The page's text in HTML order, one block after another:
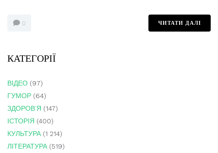
0 ЧИТАТИ ДАЛІ
КАТЕГОРІЇ
ВІДЕО (97)
ГУМОР (64)
ЗДОРОВ'Я (147)
ІСТОРІЯ (400)
КУЛЬТУРА (1 214)
ЛІТЕРАТУРА (519)